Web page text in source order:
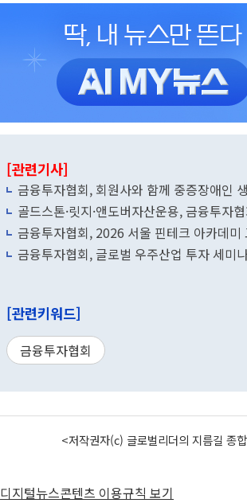
[관련기사]
금융투자협회, 회원사와 함께 중증장애인
골드스톤·릿지·앤도버자산운용, 금융투자
금융투자협회, 2026 서울 핀테크 아카데미
금융투자협회, 글로벌 우주산업 투자 세미
[관련키워드]
금융투자협회
<저작권자(c) 글로벌리더의 지름길
디지털뉴스콘텐츠 이용규칙 보기